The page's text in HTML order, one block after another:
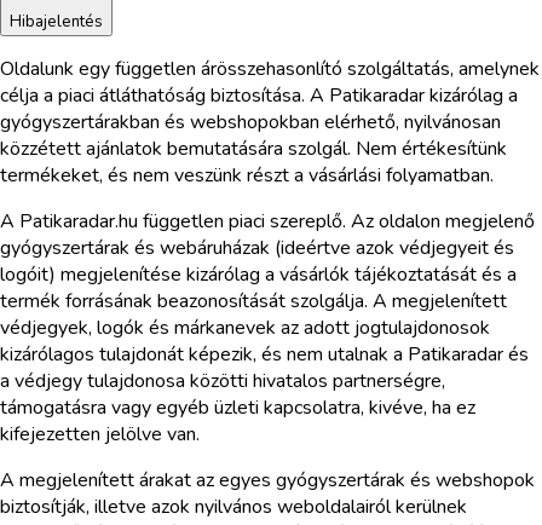
Hibajelentés
Oldalunk egy független árösszehasonlító szolgáltatás, amelynek
célja a piaci átláthatóság biztosítása. A Patikaradar kizárólag a
gyógyszertárakban és webshopokban elérhető, nyilvánosan
közzétett ajánlatok bemutatására szolgál. Nem értékesítünk
termékeket, és nem veszünk részt a vásárlási folyamatban.
A Patikaradar.hu független piaci szereplő. Az oldalon megjelenő
gyógyszertárak és webáruházak (ideértve azok védjegyeit és
logóit) megjelenítése kizárólag a vásárlók tájékoztatását és a
termék forrásának beazonosítását szolgálja. A megjelenített
védjegyek, logók és márkanevek az adott jogtulajdonosok
kizárólagos tulajdonát képezik, és nem utalnak a Patikaradar és
a védjegy tulajdonosa közötti hivatalos partnerségre,
támogatásra vagy egyéb üzleti kapcsolatra, kivéve, ha ez
kifejezetten jelölve van.
A megjelenített árakat az egyes gyógyszertárak és webshopok
biztosítják, illetve azok nyilvános weboldalairól kerülnek